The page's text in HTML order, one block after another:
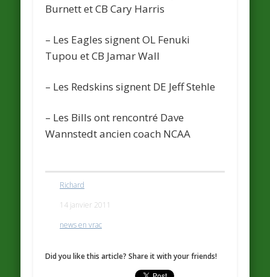
Burnett et CB Cary Harris
– Les Eaglessignent OL Fenuki
Tupou et CB Jamar Wall
– Les Redskinssignent DE Jeff Stehle
– Les Billsont rencontré Dave
Wannstedt ancien coach NCAA
Richard
14 janvier 2011
news en vrac
Did you like this article? Share it with your friends!